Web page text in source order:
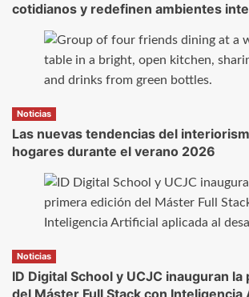
cotidianos y redefinen ambientes
Noticias
Las nuevas tendencias del
hogares durante el verano 2026
Noticias
ID Digital School y UCJC inauguran